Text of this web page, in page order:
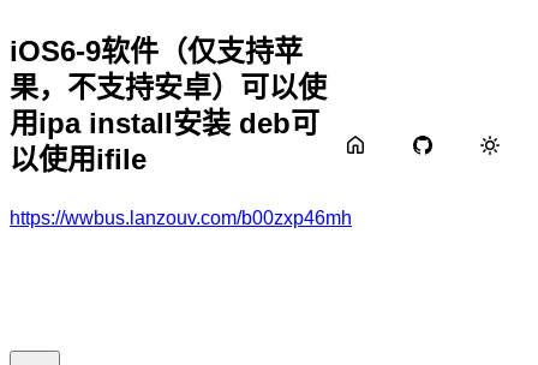
iOS6-9软件（仅支持苹
果，不支持安卓）可以使
用ipa install安装 deb可
以使用ifile
https://wwbus.lanzouv.com/b00zxp46mh